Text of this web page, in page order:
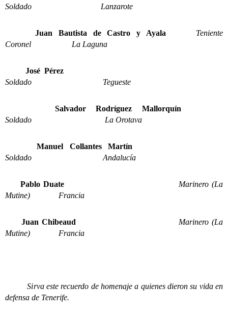
Soldado Lanzarote
Juan Bautista de Castro y Ayala Teniente
Coronel La Laguna
José Pérez
Soldado Tegueste
Salvador Rodríguez Mallorquín
Soldado La Orotava
Manuel Collantes Martín
Soldado Andalucía
Pablo Duate Marinero (La
Mutine) Francia
Juan Chibeaud
Marinero (La
Mutine) Francia
Sirva este recuerdo de homenaje a quienes dieron su vida en
defensa de Tenerife.